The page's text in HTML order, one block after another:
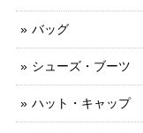
バッグ
シューズ・ブーツ
ハット・キャップ